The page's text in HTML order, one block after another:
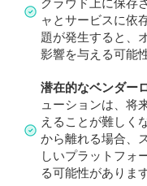
クラウド上に保存
ャとサービスに依
題が発生すると、
影響を与える可能
潜在的なベンダー
ューションは、将
えることが難しく
から離れる場合、
しいプラットフォ
る可能性があります